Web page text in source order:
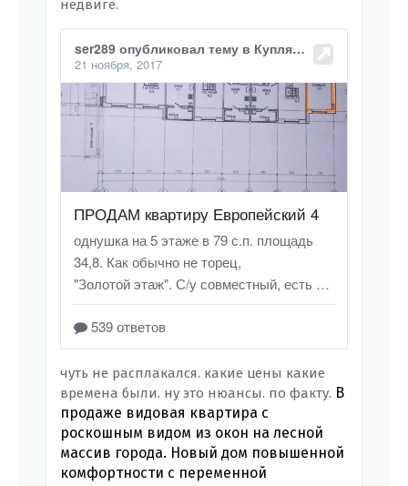
недвиге.
чуть не расплакался. какие цены какие
времена были. ну это нюансы. по факту. В
продаже видовая квартира с
роскошным видом из окон на лесной
массив города. Новый дом повышенной
комфортности с переменной